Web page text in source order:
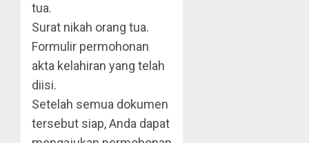
tua.
Surat nikah orang tua.
Formulir permohonan
akta kelahiran yang telah
diisi.
Setelah semua dokumen
tersebut siap, Anda dapat